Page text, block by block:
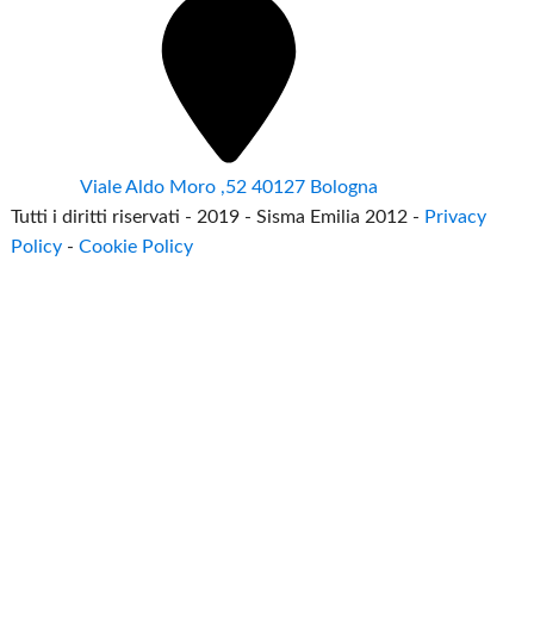
Viale Aldo Moro ,52 40127 Bologna
Tutti i diritti riservati - 2019 - Sisma Emilia 2012 - Privacy
Policy -Cookie Policy